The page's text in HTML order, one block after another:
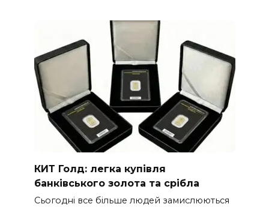
КИТ Голд: легка купівля
банківського золота та срібла
Сьогодні все більше людей замислюються